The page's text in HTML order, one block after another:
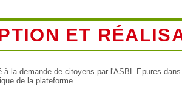
ET
à la demande de citoyens par l'ASBL Epures
de la plateforme.